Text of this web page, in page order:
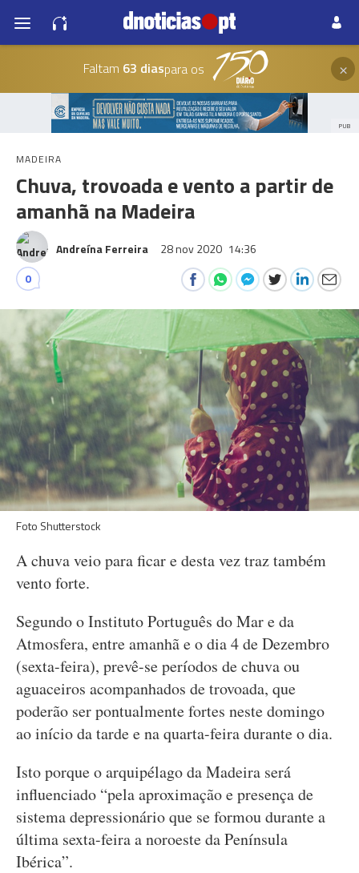
Faltam 63 diaspara os ×
PUB
MADEIRA
Chuva, trovoada e vento a partir de
amanhã na Madeira
Andreína Ferreira 28 nov 2020 14:36
0
Foto Shutterstock
A chuva veio para ficar e desta vez traz também
vento forte.
Segundo o Instituto Português do Mar e da
Atmosfera, entre amanhã e o dia 4 de Dezembro
(sexta-feira), prevê-se períodos de chuva ou
aguaceiros acompanhados de trovoada, que
poderão ser pontualmente fortes neste domingo
ao início da tarde e na quarta-feira durante o dia.
Isto porque o arquipélago da Madeira será
influenciado “pela aproximação e presença de
sistema depressionário que se formou durante a
última sexta-feira a noroeste da Península
Ibérica”.